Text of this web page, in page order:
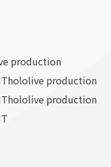
production
hololive production
hololive production